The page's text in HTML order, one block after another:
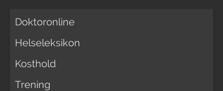
Doktoronline
Helseleksikon
Kosthold
Trening